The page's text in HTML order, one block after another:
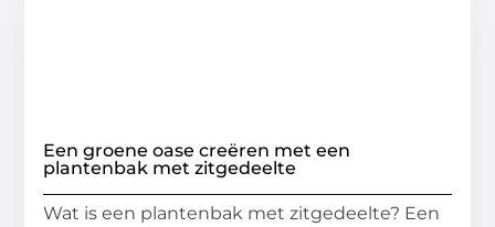
Een groene oase creëren met een
plantenbak met zitgedeelte
Wat is een plantenbak met zitgedeelte? Een